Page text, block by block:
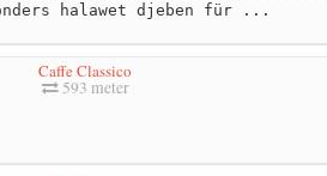
halawet djeben für ...
Caffe Classico
593 meter